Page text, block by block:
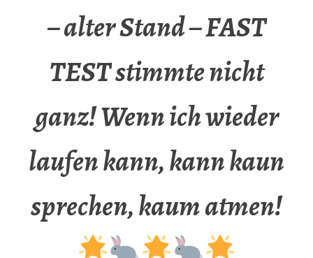
– alter Stand – FAST
TEST stimmte nicht
ganz! Wenn ich wieder
laufen kann, kann kaun
sprechen, kaum atmen!